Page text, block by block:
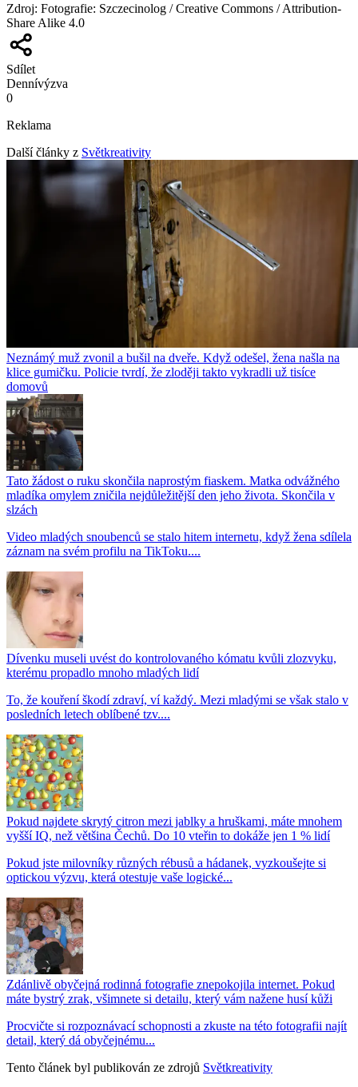
Zdroj: Fotografie: Szczecinolog / Creative Commons / Attribution-
Share Alike 4.0
Sdílet
Dennívýzva
0
Reklama
Další články z Světkreativity
Neznámý muž zvonil a bušil na dveře. Když odešel, žena našla na
klice gumičku. Policie tvrdí, že zloději takto vykradli už tisíce
domovů
Tato žádost o ruku skončila naprostým fiaskem. Matka odvážného
mladíka omylem zničila nejdůležitější den jeho života. Skončila v
slzách
Video mladých snoubenců se stalo hitem internetu, když žena sdílela
záznam na svém profilu na TikToku....
Dívenku museli uvést do kontrolovaného kómatu kvůli zlozvyku,
kterému propadlo mnoho mladých lidí
To, že kouření škodí zdraví, ví každý. Mezi mladými se však stalo v
posledních letech oblíbené tzv....
Pokud najdete skrytý citron mezi jablky a hruškami, máte mnohem
vyšší IQ, než většina Čechů. Do 10 vteřin to dokáže jen 1 % lidí
Pokud jste milovníky různých rébusů a hádanek, vyzkoušejte si
optickou výzvu, která otestuje vaše logické...
Zdánlivě obyčejná rodinná fotografie znepokojila internet. Pokud
máte bystrý zrak, všimnete si detailu, který vám nažene husí kůži
Procvičte si rozpoznávací schopnosti a zkuste na této fotografii najít
detail, který dá obyčejnému...
Tento článek byl publikován ze zdrojů Světkreativity